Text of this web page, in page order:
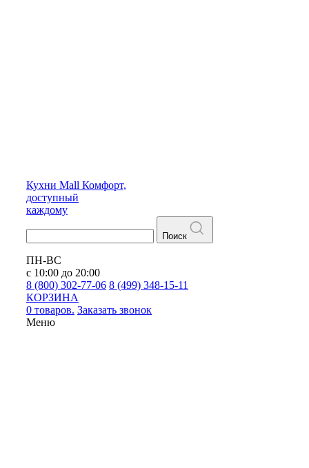
Кухни Mall Комфорт,
доступный
каждому
Поиск
ПН-ВС
с 10:00 до 20:00
8 (800) 302-77-06 8 (499) 348-15-11
КОРЗИНА
0 товаров. Заказать звонок
Меню